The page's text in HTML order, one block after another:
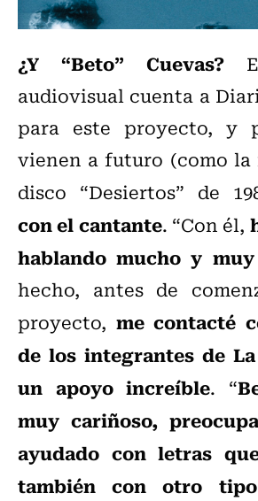
¿Y “Beto” Cuevas?
audiovisual cuenta a
para este proyecto, y
vienen a futuro (como
disco “Desiertos” de
con el cantante. “Con él,
hablando mucho y
hecho, antes de
proyecto, me contacté
de los integrantes de
un apoyo increíble. “
muy cariñoso,
ayudado con letras
también con otro